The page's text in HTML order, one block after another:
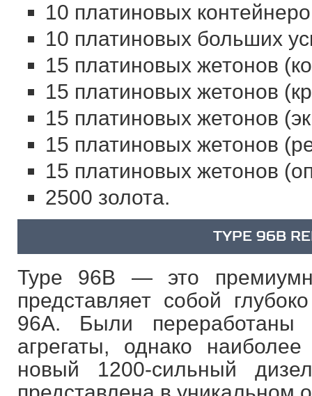
10 платиновых
10 платиновых больших
15 платиновых жетонов
15 платиновых жетонов
15 платиновых жетонов
15 платиновых жетонов
15 платиновых жетонов
2500 золота.
TYPE 96B
Type 96B — это
представляет собой
96A. Были переработаны
агрегаты, однако
новый 1200-сильный